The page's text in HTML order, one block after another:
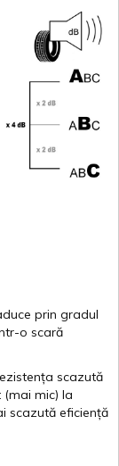
prin gradul
-o scară
scazută
(mai mic) la
scazută eficiență